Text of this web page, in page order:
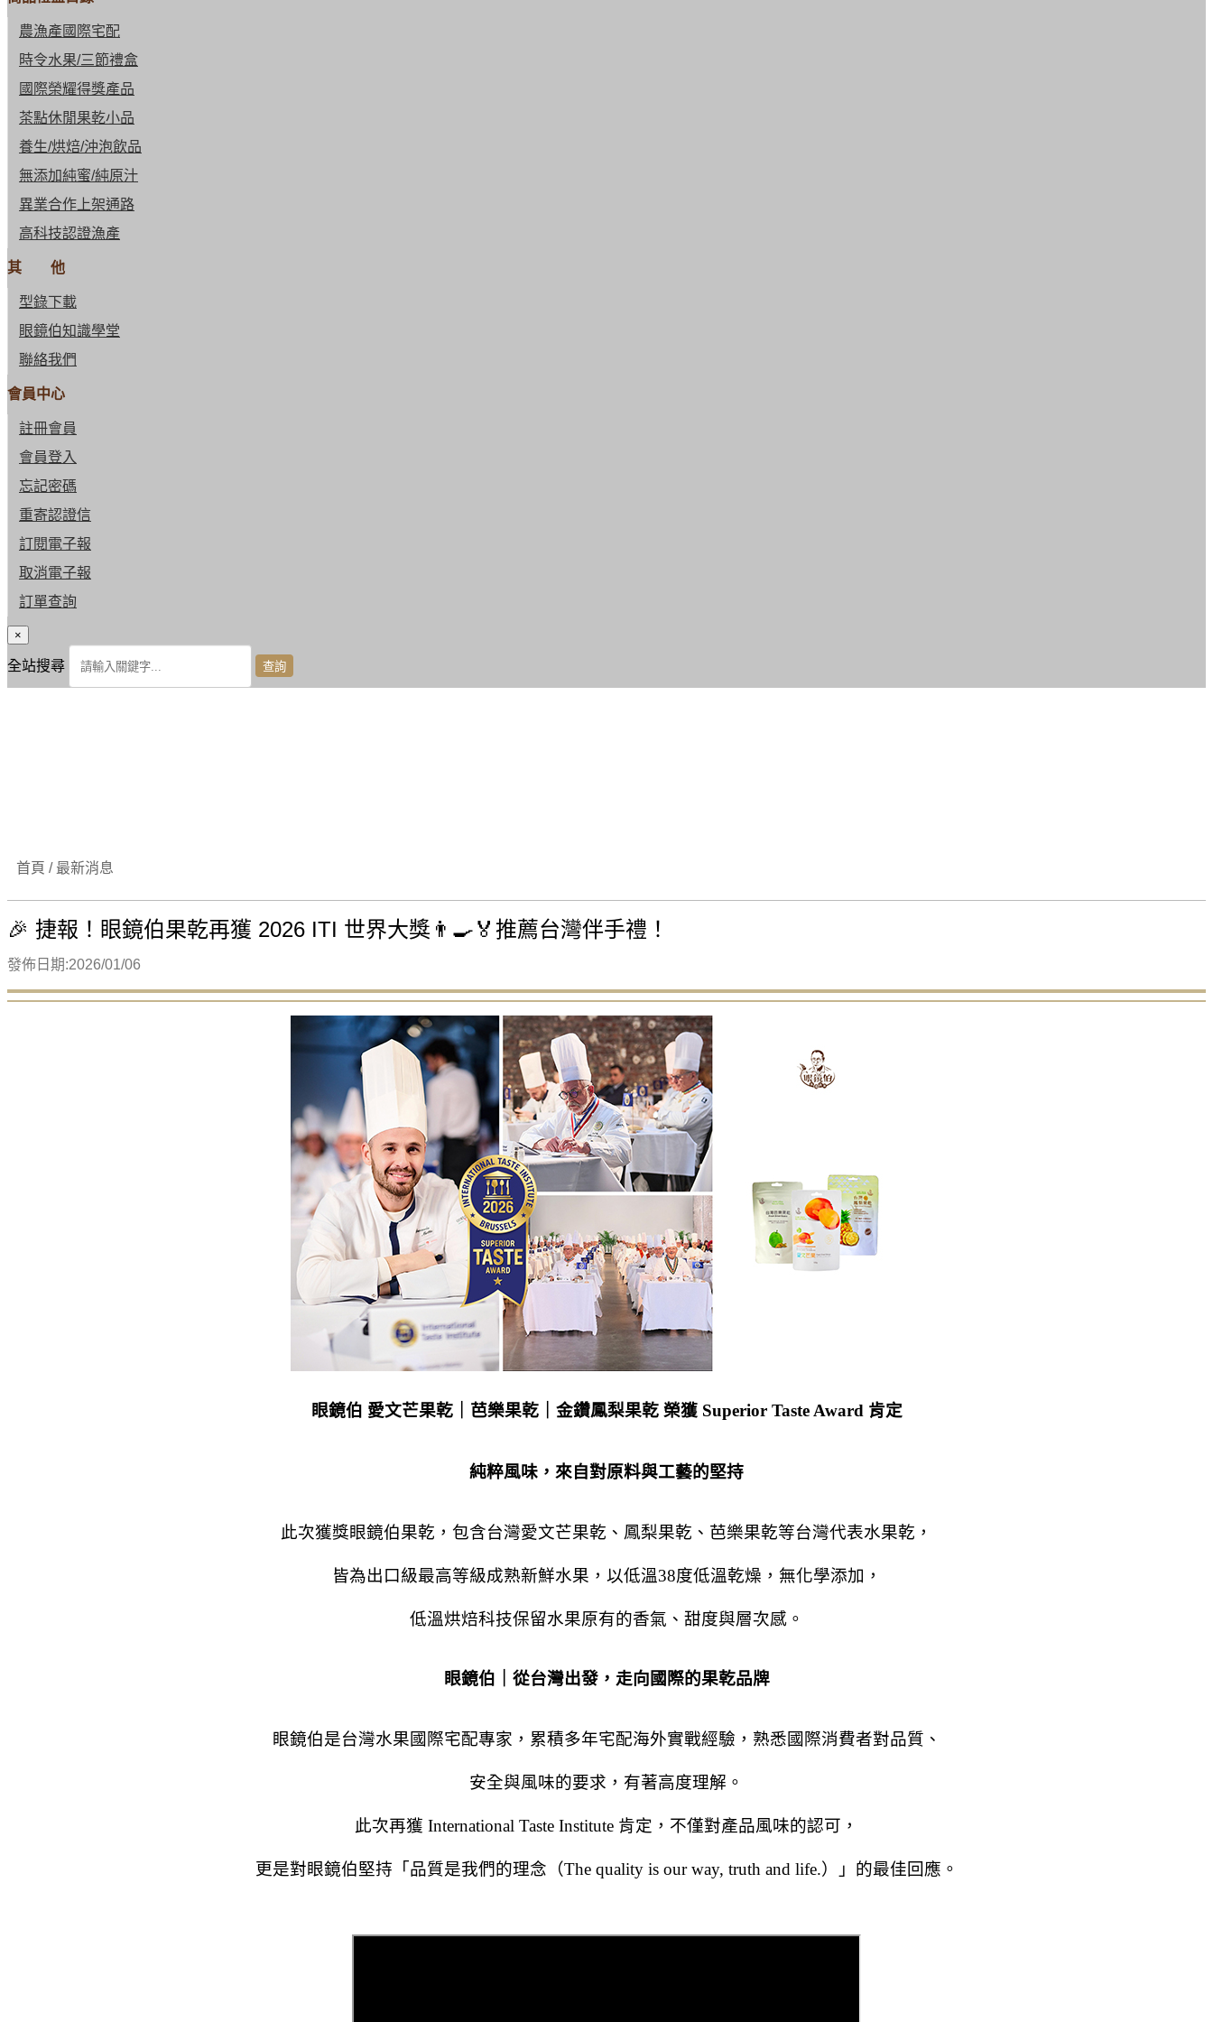
農漁產國際宅配
時令水果/三節禮盒
國際榮耀得獎產品
茶點休閒果乾小品
養生/烘焙/沖泡飲品
無添加純蜜/純原汁
異業合作上架通路
高科技認證漁產
其 他
型錄下載
眼鏡伯知識學堂
聯絡我們
會員中心
註冊會員
會員登入
忘記密碼
重寄認證信
訂閱電子報
取消電子報
訂單查詢
×
全站搜尋
首頁 / 最新消息
🎉 捷報！眼鏡伯果乾再獲 2026 ITI 世界大獎👨‍🍳🏅推薦台灣伴手禮！
發佈日期:2026/01/06
眼鏡伯 愛文芒果乾｜芭樂果乾｜金鑽鳳梨果乾 榮獲 Superior Taste Award 肯定
純粹風味，來自對原料與工藝的堅持
此次獲獎眼鏡伯果乾，包含台灣愛文芒果乾、鳳梨果乾、芭樂果乾等台灣代表水果乾，
皆為出口級最高等級成熟新鮮水果，以低溫38度低溫乾燥，無化學添加，
低溫烘焙科技保留水果原有的香氣、甜度與層次感。
眼鏡伯｜從台灣出發，走向國際的果乾品牌
眼鏡伯是台灣水果國際宅配專家，累積多年宅配海外實戰經驗，熟悉國際消費者對品質、
安全與風味的要求，有著高度理解。
此次再獲 International Taste Institute 肯定，不僅對產品風味的認可，
更是對眼鏡伯堅持「品質是我們的理念（The quality is our way, truth and life.）」的最佳回應。